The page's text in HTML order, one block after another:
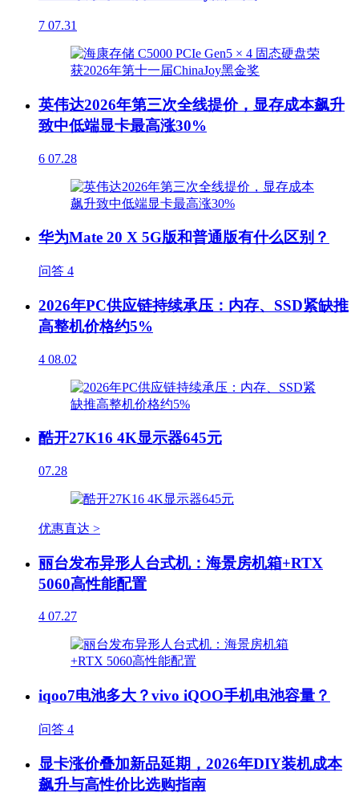
7 07.31
英伟达2026年第三次全线提价，显存成本飙升
致中低端显卡最高涨30%
6 07.28
华为Mate 20 X 5G版和普通版有什么区别？
问答 4
2026年PC供应链持续承压：内存、SSD紧缺推
高整机价格约5%
4 08.02
酷开27K16 4K显示器645元
07.28
优惠直达 >
丽台发布异形人台式机：海景房机箱+RTX
5060高性能配置
4 07.27
iqoo7电池多大？vivo iQOO手机电池容量？
问答 4
显卡涨价叠加新品延期，2026年DIY装机成本
飙升与高性价比选购指南